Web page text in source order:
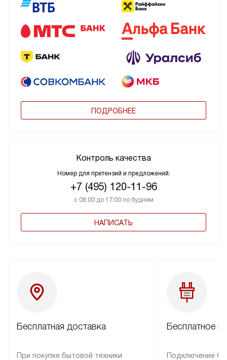
ПОДРОБНЕЕ
Контроль качества
Номер для претензий и предложений:
+7 (495) 120-11-96
с 08:00 до 17:00 по будням
НАПИСАТЬ
Бесплатная доставка
При покупке бытовой техники
Бесплатное
Подключение